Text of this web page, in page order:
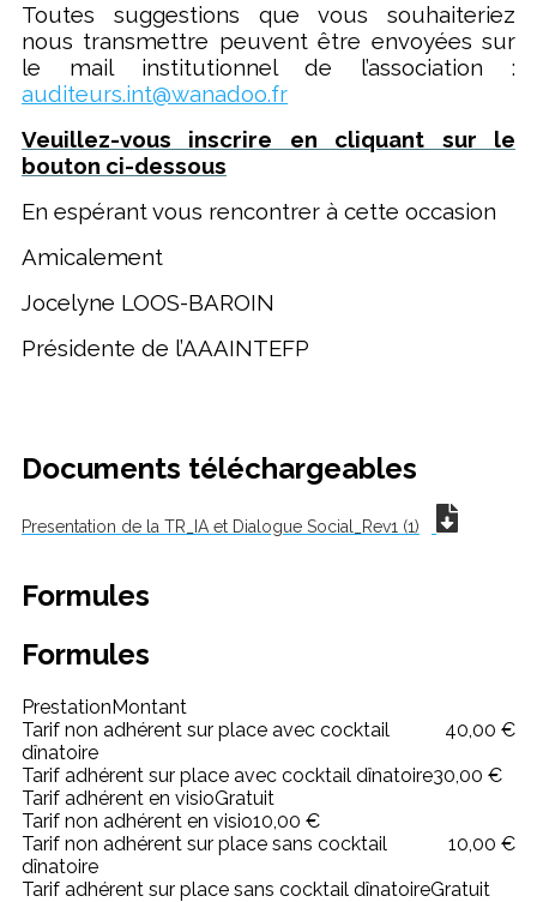
Toutes suggestions que vous souhaiteriez
nous transmettre peuvent être envoyées sur
le mail institutionnel de l’association :
auditeurs.int@wanadoo.fr
Veuillez-vous inscrire en cliquant sur le
bouton ci-dessous
En espérant vous rencontrer à cette occasion
Amicalement
Jocelyne LOOS-BAROIN
Présidente de l’AAAINTEFP
Documents téléchargeables
Presentation de la TR_IA et Dialogue Social_Rev1 (1)
Formules
Formules
PrestationMontant
Tarif non adhérent sur place avec cocktail
dînatoire
40,00 €
Tarif adhérent sur place avec cocktail dînatoire30,00 €
Tarif adhérent en visioGratuit
Tarif non adhérent en visio10,00 €
Tarif non adhérent sur place sans cocktail
dînatoire
10,00 €
Tarif adhérent sur place sans cocktail dînatoireGratuit